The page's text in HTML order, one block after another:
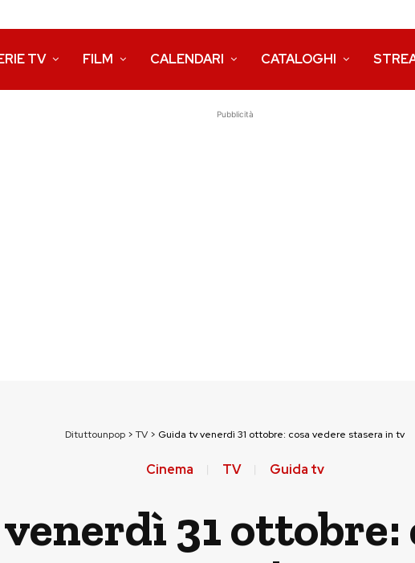
TV FILM CALENDARI CATALOGHI
Pubblicità
Dituttounpop > TV > Guida tv venerdì 31 ottobre: cosa vedere stasera in tv
Cinema TV Guida tv
31 ottobre: